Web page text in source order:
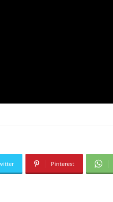
Pinterest